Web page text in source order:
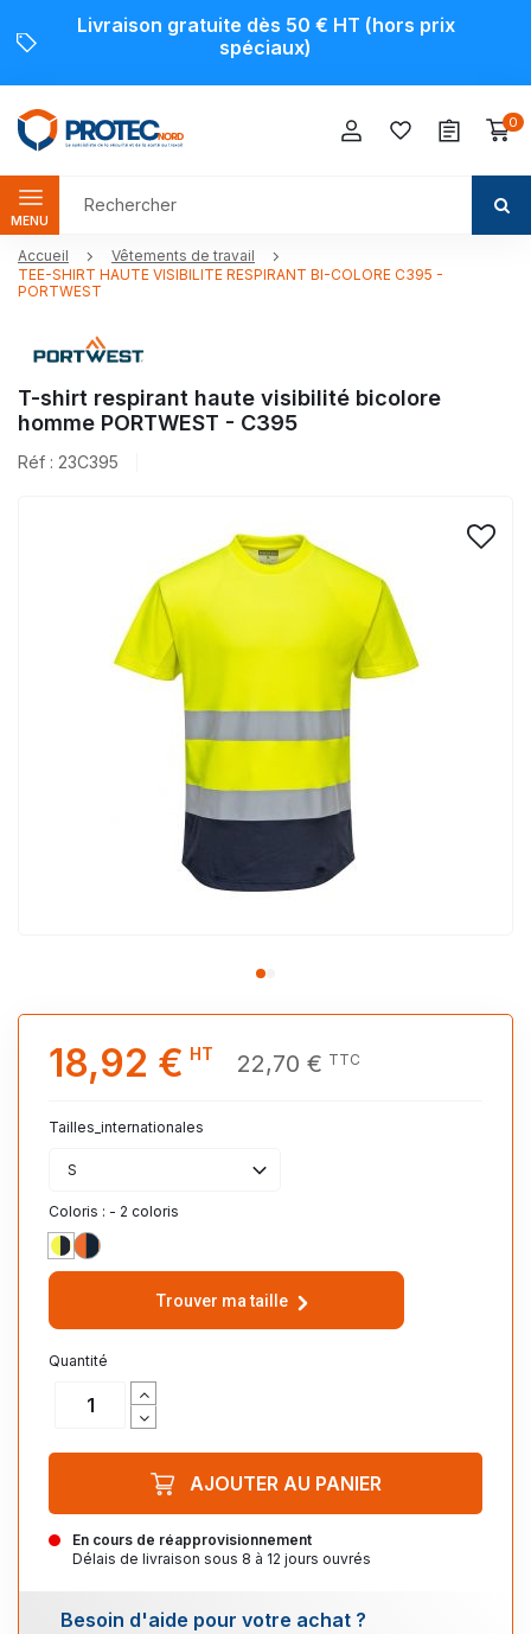
Livraison gratuite dès 50 € HT (hors prix
spéciaux)
0
MENU
Accueil
Vêtements de travail
TEE-SHIRT HAUTE VISIBILITE RESPIRANT BI-COLORE C395 -
PORTWEST
T-shirt respirant haute visibilité bicolore
homme PORTWEST - C395
Réf : 23C395
18,92 € HT 22,70 € TTC
Tailles_internationales
S
Coloris : - 2 coloris
JAUNE/MARINE
ORANGE/MARINE
Trouver ma taille
Quantité
En cours de réapprovisionnement
Délais de livraison sous 8 à 12 jours ouvrés
AJOUTER AU PANIER
Besoin d'aide pour votre achat ?